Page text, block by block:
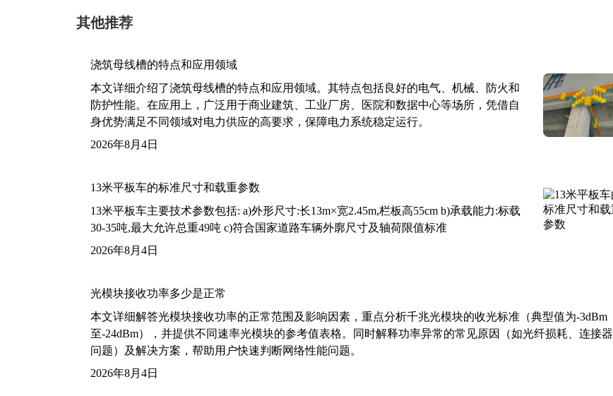
其他推荐
浇筑母线槽的特点和应用领域
本文详细介绍了浇筑母线槽的特点和应用领域。其特点包括良好的电气、机械、防火和
防护性能。在应用上，广泛用于商业建筑、工业厂房、医院和数据中心等场所，凭借自
身优势满足不同领域对电力供应的高要求，保障电力系统稳定运行。
2026年8月4日
13米平板车的标准尺寸和载重参数
13米平板车主要技术参数包括: a)外形尺寸:长13m×宽2.45m,栏板高55cm b)承载能力:标载
30-35吨,最大允许总重49吨 c)符合国家道路车辆外廓尺寸及轴荷限值标准
2026年8月4日
光模块接收功率多少是正常
本文详细解答光模块接收功率的正常范围及影响因素，重点分析千兆光模块的收光标准（典型值为-3dBm
至-24dBm），并提供不同速率光模块的参考值表格。同时解释功率异常的常见原因（如光纤损耗、连接器
问题）及解决方案，帮助用户快速判断网络性能问题。
2026年8月4日